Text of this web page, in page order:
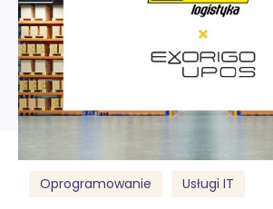
KSeF
Oprogramowanie
Serwis
Oprogramowanie
Usługi IT